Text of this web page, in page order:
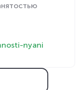
nyani